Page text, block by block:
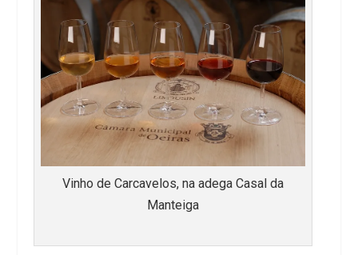
Vinho de Carcavelos, na adega Casal da
Manteiga